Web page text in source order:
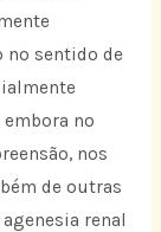
sentido de
no
nos
de outras
renal